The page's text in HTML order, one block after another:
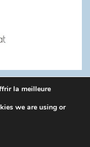
ThemeZee.
la meilleure
we are using or